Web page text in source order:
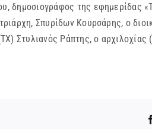
δημοσιογράφος της εφημερίδας
Σπυρίδων Κουρσάρης, ο
Στυλιανός Ράπτης, ο